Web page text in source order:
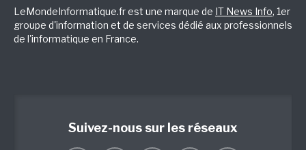
LeMondeInformatique.fr est une marque de IT News Info, 1er
groupe d'information et de services dédié aux professionnels
de l'informatique en France.
Suivez-nous sur les réseaux